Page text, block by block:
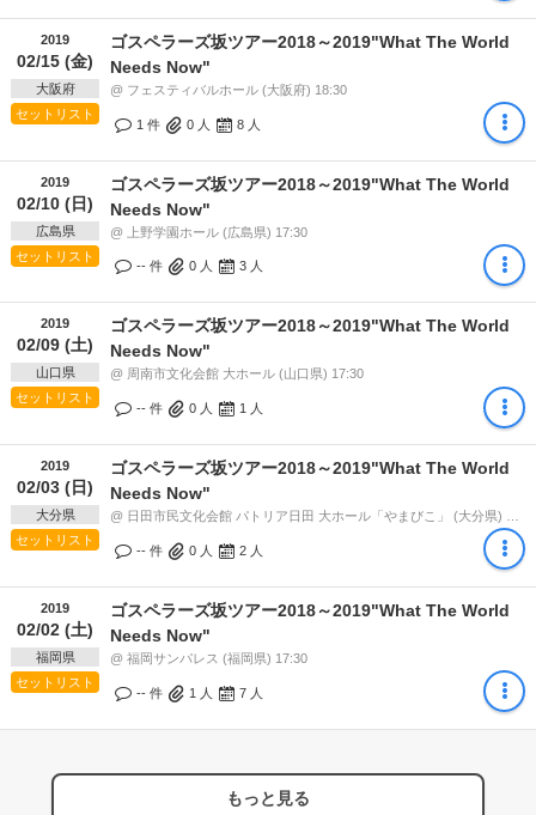
2019
02/15 (金)
大阪府
セットリスト
ゴスペラーズ坂ツアー2018～2019"What The World
Needs Now"
@ フェスティバルホール (大阪府) 18:30
1 件 0 人 8 人
2019
02/10 (日)
広島県
セットリスト
ゴスペラーズ坂ツアー2018～2019"What The World
Needs Now"
@ 上野学園ホール (広島県) 17:30
-- 件 0 人 3 人
2019
02/09 (土)
山口県
セットリスト
ゴスペラーズ坂ツアー2018～2019"What The World
Needs Now"
@ 周南市文化会館 大ホール (山口県) 17:30
-- 件 0 人 1 人
2019
02/03 (日)
大分県
セットリスト
ゴスペラーズ坂ツアー2018～2019"What The World
Needs Now"
-- 件 0 人 2 人
2019
02/02 (土)
福岡県
セットリスト
ゴスペラーズ坂ツアー2018～2019"What The World
Needs Now"
@ 福岡サンパレス (福岡県) 17:30
-- 件 1 人 7 人
もっと見る